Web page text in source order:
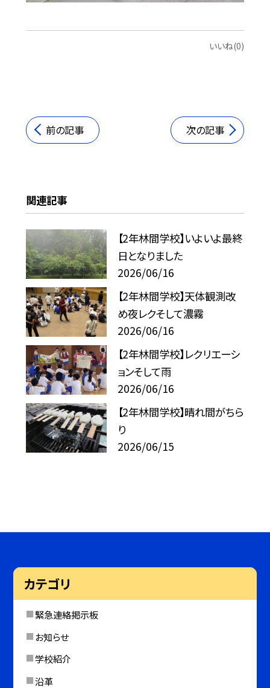
いいね(0)
前の記事 次の記事
関連記事
【2年林間学校】いよいよ最終
日となりました
2026/06/16
【2年林間学校】天体観測改
め夜レクそして濃霧
2026/06/16
【2年林間学校】レクリエーシ
ョンそして雨
2026/06/16
【2年林間学校】晴れ間がちら
り
2026/06/15
カテゴリ
緊急連絡掲示板
お知らせ
学校紹介
沿革